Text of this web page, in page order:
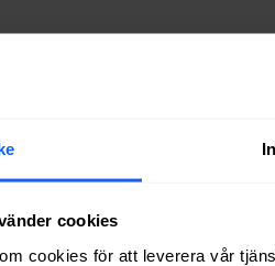
cookies
cookies för att leverera vår
installera fiber till en bostad eller
över
via kabel-TV (via